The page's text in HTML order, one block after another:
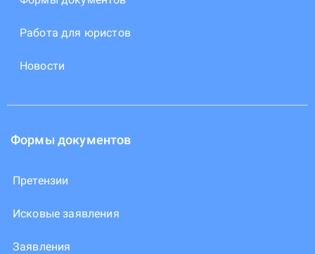
Работа для юристов
Новости
Формы документов
Претензии
Исковые заявления
Заявления